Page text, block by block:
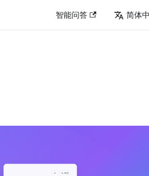
智能问答 简体